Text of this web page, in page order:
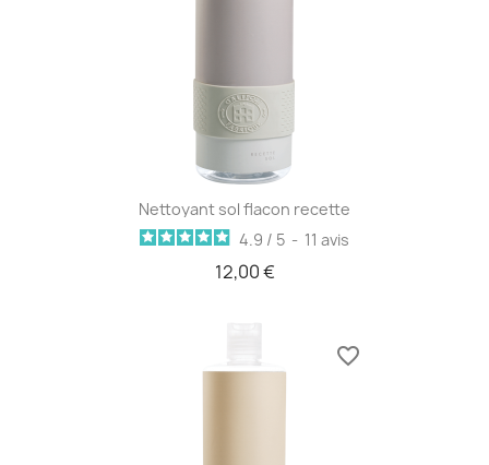
Nettoyant sol flacon recette
4.9 / 5 - 11 avis
12,00 €
favorite_border